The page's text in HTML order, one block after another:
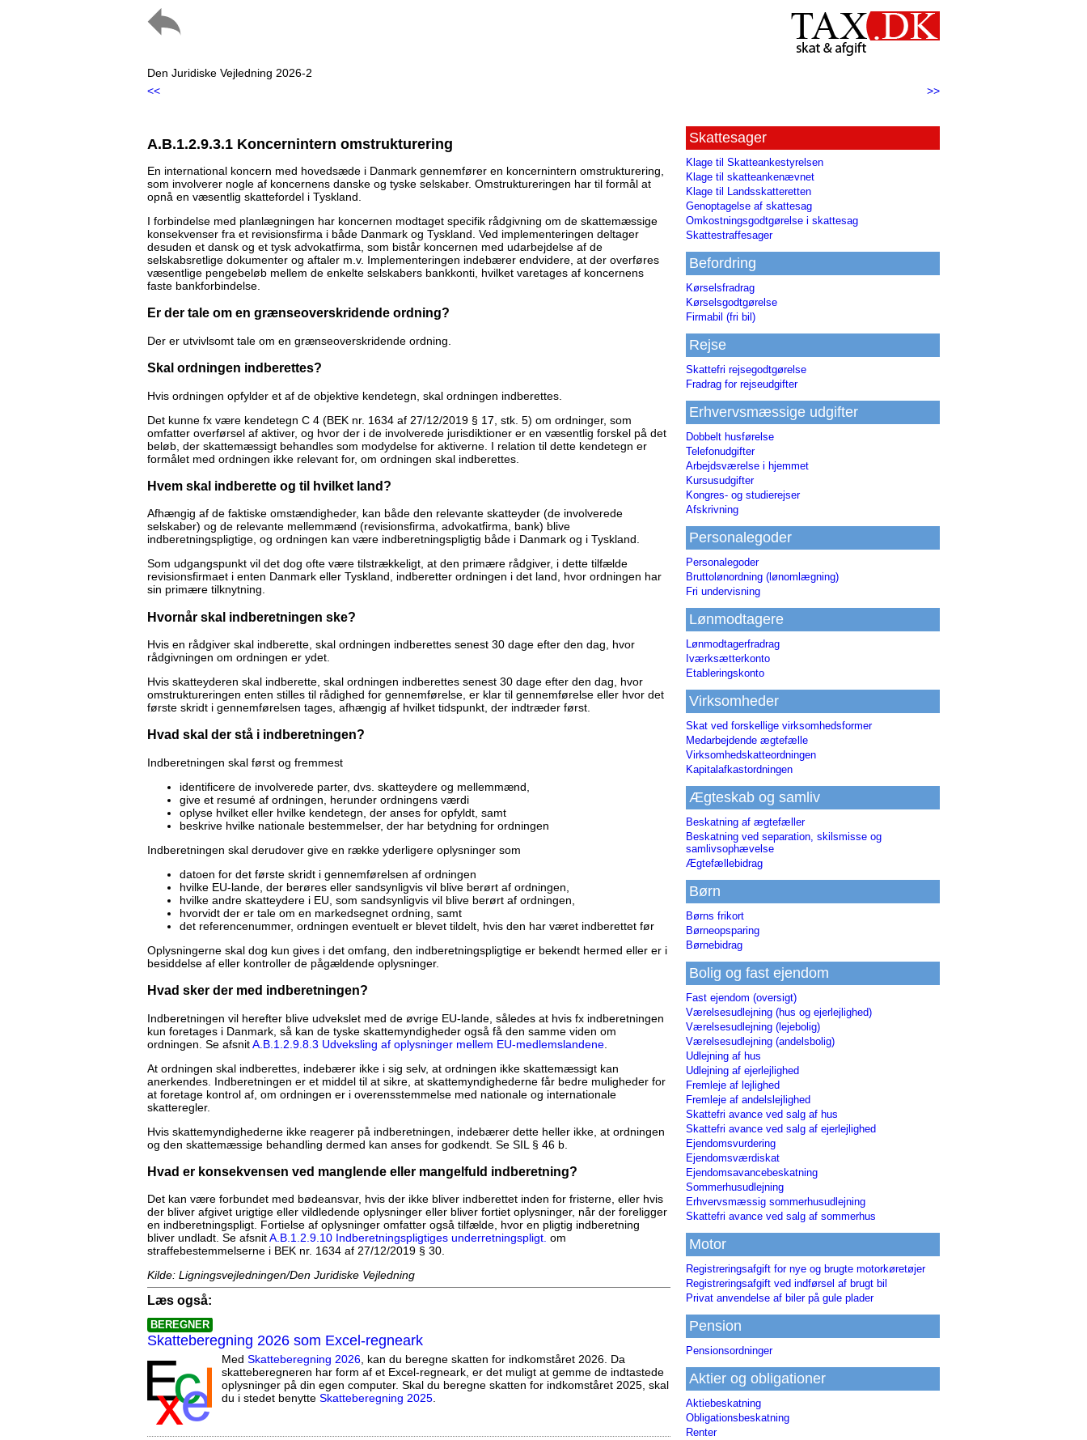
Den Juridiske Vejledning 2026-2
<<
>>
A.B.1.2.9.3.1 Koncernintern omstrukturering
En international koncern med hovedsæde i Danmark gennemfører en koncernintern omstrukturering,
som involverer nogle af koncernens danske og tyske selskaber. Omstruktureringen har til formål at
opnå en væsentlig skattefordel i Tyskland.
I forbindelse med planlægningen har koncernen modtaget specifik rådgivning om de skattemæssige
konsekvenser fra et revisionsfirma i både Danmark og Tyskland. Ved implementeringen deltager
desuden et dansk og et tysk advokatfirma, som bistår koncernen med udarbejdelse af de
selskabsretlige dokumenter og aftaler m.v. Implementeringen indebærer endvidere, at der overføres
væsentlige pengebeløb mellem de enkelte selskabers bankkonti, hvilket varetages af koncernens
faste bankforbindelse.
Er der tale om en grænseoverskridende ordning?
Der er utvivlsomt tale om en grænseoverskridende ordning.
Skal ordningen indberettes?
Hvis ordningen opfylder et af de objektive kendetegn, skal ordningen indberettes.
Det kunne fx være kendetegn C 4 (BEK nr. 1634 af 27/12/2019 § 17, stk. 5) om ordninger, som
omfatter overførsel af aktiver, og hvor der i de involverede jurisdiktioner er en væsentlig forskel på det
beløb, der skattemæssigt behandles som modydelse for aktiverne. I relation til dette kendetegn er
formålet med ordningen ikke relevant for, om ordningen skal indberettes.
Hvem skal indberette og til hvilket land?
Afhængig af de faktiske omstændigheder, kan både den relevante skatteyder (de involverede
selskaber) og de relevante mellemmænd (revisionsfirma, advokatfirma, bank) blive
indberetningspligtige, og ordningen kan være indberetningspligtig både i Danmark og i Tyskland.
Som udgangspunkt vil det dog ofte være tilstrækkeligt, at den primære rådgiver, i dette tilfælde
revisionsfirmaet i enten Danmark eller Tyskland, indberetter ordningen i det land, hvor ordningen har
sin primære tilknytning.
Hvornår skal indberetningen ske?
Hvis en rådgiver skal indberette, skal ordningen indberettes senest 30 dage efter den dag, hvor
rådgivningen om ordningen er ydet.
Hvis skatteyderen skal indberette, skal ordningen indberettes senest 30 dage efter den dag, hvor
omstruktureringen enten stilles til rådighed for gennemførelse, er klar til gennemførelse eller hvor det
første skridt i gennemførelsen tages, afhængig af hvilket tidspunkt, der indtræder først.
Hvad skal der stå i indberetningen?
Indberetningen skal først og fremmest
identificere de involverede parter, dvs. skatteydere og mellemmænd,
give et resumé af ordningen, herunder ordningens værdi
oplyse hvilket eller hvilke kendetegn, der anses for opfyldt, samt
beskrive hvilke nationale bestemmelser, der har betydning for ordningen
Indberetningen skal derudover give en række yderligere oplysninger som
datoen for det første skridt i gennemførelsen af ordningen
hvilke EU-lande, der berøres eller sandsynligvis vil blive berørt af ordningen,
hvilke andre skatteydere i EU, som sandsynligvis vil blive berørt af ordningen,
hvorvidt der er tale om en markedsegnet ordning, samt
det referencenummer, ordningen eventuelt er blevet tildelt, hvis den har været indberettet før
Oplysningerne skal dog kun gives i det omfang, den indberetningspligtige er bekendt hermed eller er i
besiddelse af eller kontroller de pågældende oplysninger.
Hvad sker der med indberetningen?
Indberetningen vil herefter blive udvekslet med de øvrige EU-lande, således at hvis fx indberetningen
kun foretages i Danmark, så kan de tyske skattemyndigheder også få den samme viden om
ordningen. Se afsnitA.B.1.2.9.8.3 Udveksling af oplysninger mellem EU-medlemslandene
At ordningen skal indberettes, indebærer ikke i sig selv, at ordningen ikke skattemæssigt kan
anerkendes. Indberetningen er et middel til at sikre, at skattemyndighederne får bedre muligheder for
at foretage kontrol af, om ordningen er i overensstemmelse med nationale og internationale
skatteregler.
Hvis skattemyndighederne ikke reagerer på indberetningen, indebærer dette heller ikke, at ordningen
og den skattemæssige behandling dermed kan anses for godkendt. Se SIL § 46 b.
Hvad er konsekvensen ved manglende eller mangelfuld indberetning?
Det kan være forbundet med bødeansvar, hvis der ikke bliver indberettet inden for fristerne, eller hvis
der bliver afgivet urigtige eller vildledende oplysninger eller bliver fortiet oplysninger, når der foreligger
en indberetningspligt. Fortielse af oplysninger omfatter også tilfælde, hvor en pligtig indberetning
bliver undladt. Se afsnitA.B.1.2.9.10 Indberetningspligtiges underretningspligt. om
straffebestemmelserne i BEK nr. 1634 af 27/12/2019 § 30.
Kilde: Ligningsvejledningen/Den Juridiske Vejledning
Læs også:
BEREGNER
Skatteberegning 2026 som Excel-regneark
Med Skatteberegning 2026, kan du beregne skatten for indkomståret 2026. Da
skatteberegneren har form af et Excel-regneark, er det muligt at gemme de indtastede
oplysninger på din egen computer. Skal du beregne skatten for indkomståret 2025, skal
du i stedet benytte Skatteberegning 2025.
Skattesager
Klage til Skatteankestyrelsen
Klage til skatteankenævnet
Klage til Landsskatteretten
Genoptagelse af skattesag
Omkostningsgodtgørelse i skattesag
Skattestraffesager
Befordring
Kørselsfradrag
Kørselsgodtgørelse
Firmabil (fri bil)
Rejse
Skattefri rejsegodtgørelse
Fradrag for rejseudgifter
Erhvervsmæssige udgifter
Dobbelt husførelse
Telefonudgifter
Arbejdsværelse i hjemmet
Kursusudgifter
Kongres- og studierejser
Afskrivning
Personalegoder
Personalegoder
Bruttolønordning (lønomlægning)
Fri undervisning
Lønmodtagere
Lønmodtagerfradrag
Iværksætterkonto
Etableringskonto
Virksomheder
Skat ved forskellige virksomhedsformer
Medarbejdende ægtefælle
Virksomhedskatteordningen
Kapitalafkastordningen
Ægteskab og samliv
Beskatning af ægtefæller
Beskatning ved separation, skilsmisse og
samlivsophævelse
Ægtefællebidrag
Børn
Børns frikort
Børneopsparing
Børnebidrag
Bolig og fast ejendom
Fast ejendom (oversigt)
Værelsesudlejning (hus og ejerlejlighed)
Værelsesudlejning (lejebolig)
Værelsesudlejning (andelsbolig)
Udlejning af hus
Udlejning af ejerlejlighed
Fremleje af lejlighed
Fremleje af andelslejlighed
Skattefri avance ved salg af hus
Skattefri avance ved salg af ejerlejlighed
Ejendomsvurdering
Ejendomsværdiskat
Ejendomsavancebeskatning
Sommerhusudlejning
Erhvervsmæssig sommerhusudlejning
Skattefri avance ved salg af sommerhus
Motor
Registreringsafgift for nye og brugte motorkøretøjer
Registreringsafgift ved indførsel af brugt bil
Privat anvendelse af biler på gule plader
Pension
Pensionsordninger
Aktier og obligationer
Aktiebeskatning
Obligationsbeskatning
Renter